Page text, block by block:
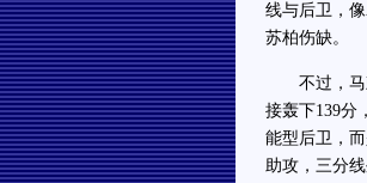
线与后卫，
苏柏伤缺。
不过，马刺
接轰下139分
能型后卫，
助攻，三分